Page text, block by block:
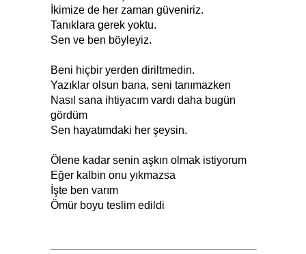
İkimize de her zaman güveniriz.
Tanıklara gerek yoktu.
Sen ve ben böyleyiz.
Beni hiçbir yerden diriltmedin.
Yazıklar olsun bana, seni tanımazken
Nasıl sana ihtiyacım vardı daha bugün
gördüm
Sen hayatımdaki her şeysin.
Ölene kadar senin aşkın olmak istiyorum
Eğer kalbin onu yıkmazsa
İşte ben varım
Ömür boyu teslim edildi